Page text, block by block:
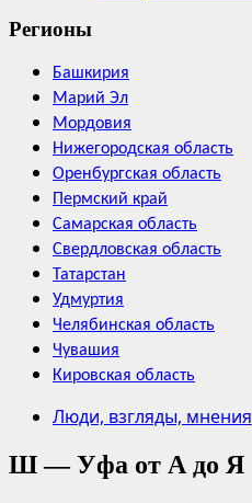
Регионы
Башкирия
Марий Эл
Мордовия
Нижегородская область
Оренбургская область
Пермский край
Самарская область
Свердловская область
Татарстан
Удмуртия
Челябинская область
Чувашия
Кировская область
Люди, взгляды, мнения
Ш — Уфа от А до Я